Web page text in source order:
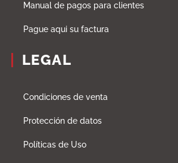
Manual de pagos para clientes
Pague aqui su factura
LEGAL
Condiciones de venta
Protección de datos
Políticas de Uso